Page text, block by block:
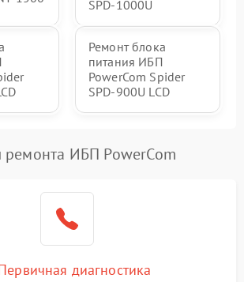
SPD-1000U
Ремонт блока
питания ИБП
PowerCom Spider
SPD-900U LCD
ремонта ИБП PowerCom
диагностика